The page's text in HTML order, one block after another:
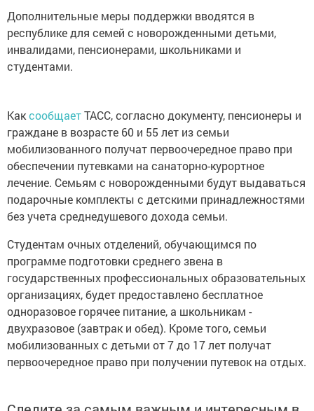
Дополнительные меры поддержки вводятся в
республике для семей с новорожденными детьми,
инвалидами, пенсионерами, школьниками и
студентами.
КаксообщаетТАСС, согласно документу, пенсионеры и
граждане в возрасте 60 и 55 лет из семьи
мобилизованного получат первоочередное право при
обеспечении путевками на санаторно-курортное
лечение. Семьям с новорожденными будут выдаваться
подарочные комплекты с детскими принадлежностями
без учета среднедушевого дохода семьи.
Студентам очных отделений, обучающимся по
программе подготовки среднего звена в
государственных профессиональных образовательных
организациях, будет предоставлено бесплатное
одноразовое горячее питание, а школьникам -
двухразовое (завтрак и обед). Кроме того, семьи
мобилизованных с детьми от 7 до 17 лет получат
первоочередное право при получении путевок на отдых.